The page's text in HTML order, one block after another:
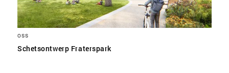
OSS
Schetsontwerp Fraterspark